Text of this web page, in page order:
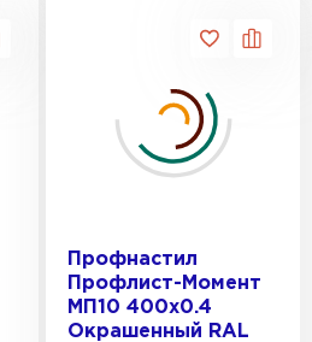
Профнастил
Профлист-Момент
МП10 400х0.4
Окрашенный RAL